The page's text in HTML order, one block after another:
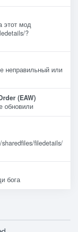
этот мод
?
неправильный или
(EAW)
обновили
filedetails/
бога